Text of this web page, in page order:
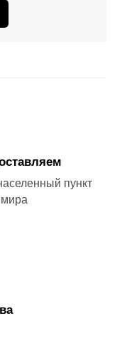
пункт